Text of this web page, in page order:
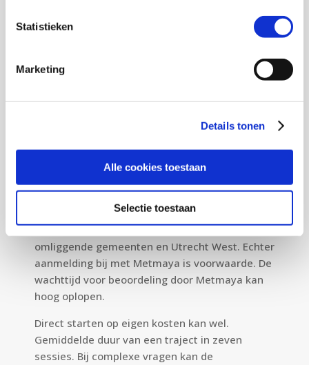
Statistieken
Marketing
Details tonen
Alle cookies toestaan
Selectie toestaan
weinig zelfvertrouwen. Ik ben specialist op
begeleiding is ook geschikt voor kinderen met
bijkomende problematiek zoals ADHD, ASS,
moeilijk leren.
belafspraak
Door samenwerking met ZorgRondom word de
zorg vergoed door de gemeente Amersfoort,
omliggende gemeenten en Utrecht West. Echter
aanmelding bij met Metmaya is voorwaarde. De
wachttijd voor beoordeling door Metmaya kan
hoog oplopen.
Direct starten op eigen kosten kan wel.
Gemiddelde duur van een traject in zeven
sessies. Bij complexe vragen kan de